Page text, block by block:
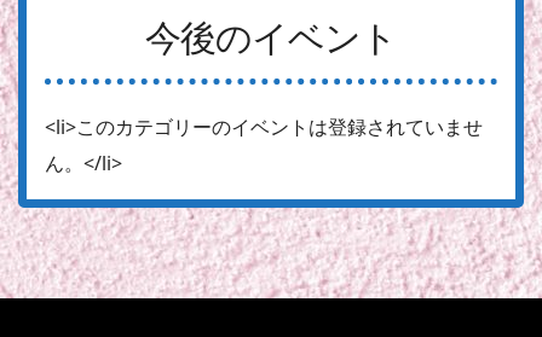
今後のイベント
<li>このカテゴリーのイベントは登録されていませ
ん。</li>